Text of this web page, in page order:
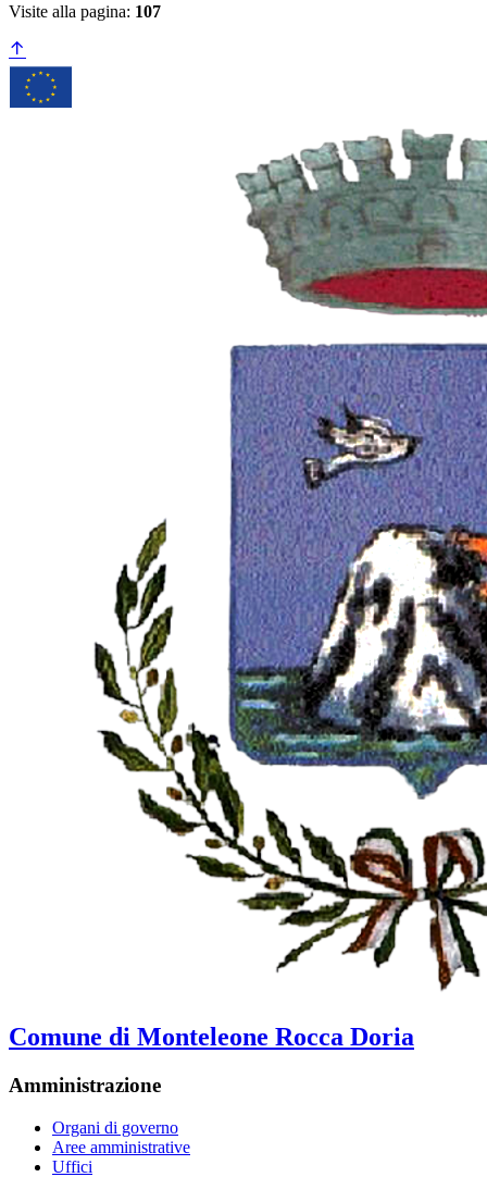
Visite alla pagina: 107
Comune di Monteleone Rocca Doria
Amministrazione
Organi di governo
Aree amministrative
Uffici